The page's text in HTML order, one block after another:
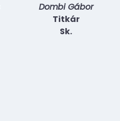
Dombi Gábor
Titkár
Sk.